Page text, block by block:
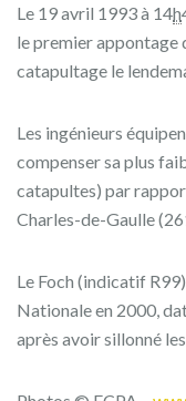
Le 19 avril 1993à 14h
le premier appontage
catapultage le
Les ingénieurs
compenser sa plus
catapultes) par
Charles-de-Gaulle
Le Foch (indicatif
Nationale en 2000,
après avoir sillonné